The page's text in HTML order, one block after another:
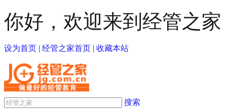
你好，欢迎来到经管之家
设为首页 | 经管之家首页 | 收藏本站
搜索